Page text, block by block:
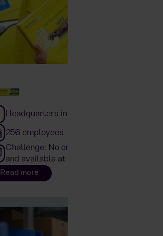
Headquarters in Bremen
256 employees
Challenge: No on-site catering that is
and available at any time
Read more